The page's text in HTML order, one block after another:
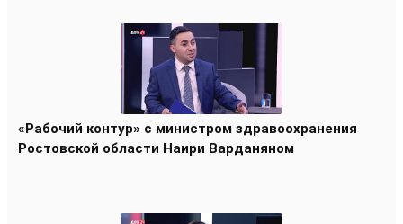
«Рабочий контур» с министром здравоохранения
Ростовской области Наири Варданяном